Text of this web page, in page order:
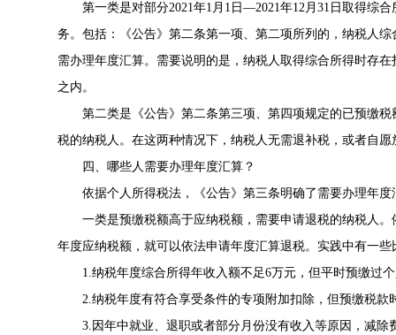
第一类是对部分2021年1月1日—2021年12月31日取得综
务。包括：《公告》第二条第一项、第二项所列的，纳税人
需办理年度汇算。需要说明的是，纳税人取得综合所得时存
之内。
第二类是《公告》第二条第三项、第四项规定的已预缴
税的纳税人。在这两种情况下，纳税人无需退补税，或者自
四、哪些人需要办理年度汇算？
依据个人所得税法，《公告》第三条明确了需要办理年
一类是预缴税额高于应纳税额，需要申请退税的纳税人
年度应纳税额，就可以依法申请年度汇算退税。实践中有一
1.纳税年度综合所得年收入额不足6万元，但平时预缴过
2.纳税年度有符合享受条件的专项附加扣除，但预缴税款
3.因年中就业、退职或者部分月份没有收入等原因，减